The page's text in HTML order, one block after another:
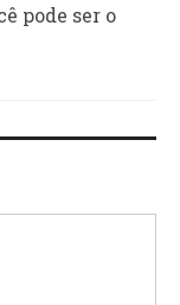
pode ser o